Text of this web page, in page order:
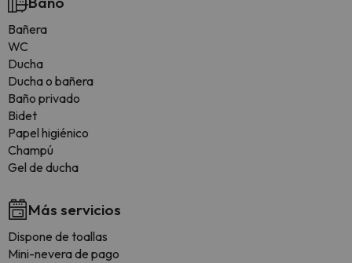
Bañera
WC
Ducha
Ducha o bañera
Baño privado
Bidet
Papel higiénico
Champú
Gel de ducha
Más servicios
Dispone de toallas
Mini-nevera de pago